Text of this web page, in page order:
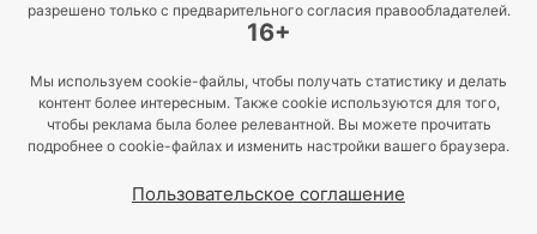
разрешено только с предварительного согласия правообладателей.
16+
Мы используем cookie-файлы, чтобы получать статистику и делать
контент более интересным. Также cookie используются для того,
чтобы реклама была более релевантной. Вы можете прочитать
подробнее о cookie-файлах и изменить настройки вашего браузера.
Пользовательское соглашение